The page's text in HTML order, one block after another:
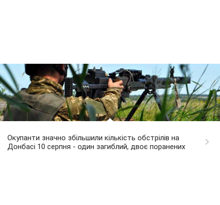
Окупанти значно збільшили кількість обстрілів на
Донбасі 10 серпня - один загиблий, двоє поранених